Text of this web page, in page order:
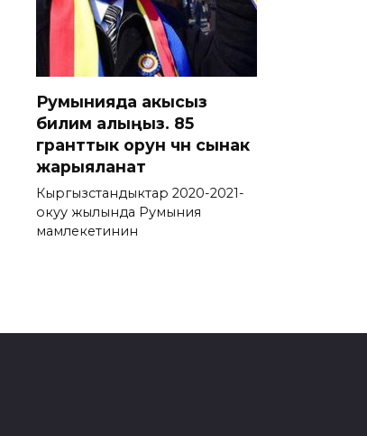
Румынияда акысыз
билим алыңыз. 85
гранттык орун үчүн сынак
жарыяланат
Кыргызстандыктар 2020-2021-
окуу жылында Румыния
мамлекетинин